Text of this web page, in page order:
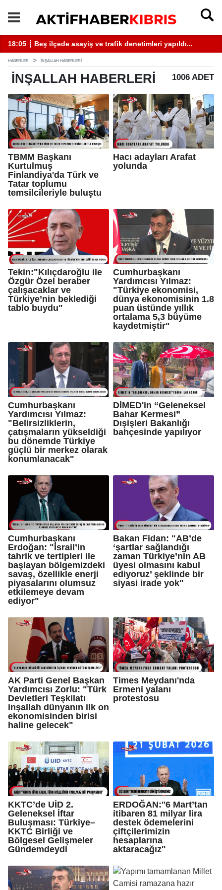
18:05 ┋ Beş ilçede asayiş ve trafik denetimleri yapıldı...
HABERLER INŞALLAH HABERLERI
INŞALLAH HABERLERI 1006 ADET
TBMM Başkanı
Kurtulmuş
Finlandiya'da Türk ve
Tatar toplumu
temsilcileriyle buluştu
Hacı adayları Arafat
yolunda
Tekin:"Kılıçdaroğlu ile
Özgür Özel beraber
çalışacaklar ve
Türkiye’nin beklediği
tablo buydu"
Cumhurbaşkanı
Yardımcısı Yılmaz:
"Türkiye ekonomisi,
dünya ekonomisinin 1.8
puan üstünde yıllık
ortalama 5,3 büyüme
kaydetmiştir"
Cumhurbaşkanı
Yardımcısı Yılmaz:
"Belirsizliklerin,
çatışmaların yükseldiği
bu dönemde Türkiye
güçlü bir merkez olarak
konumlanacak"
DİMED'in “Geleneksel
Bahar Kermesi”
Dışişleri Bakanlığı
bahçesinde yapılıyor
Cumhurbaşkanı
Erdoğan: "İsrail’in
tahrik ve tertipleri ile
başlayan bölgemizdeki
savaş, özellikle enerji
piyasalarını olumsuz
etkilemeye devam
ediyor"
Bakan Fidan: "AB’de
‘şartlar sağlandığı
zaman Türkiye’nin AB
üyesi olmasını kabul
ediyoruz’ şeklinde bir
siyasi irade yok"
AK Parti Genel Başkan
Yardımcısı Zorlu: "Türk
Devletleri Teşkilatı
inşallah dünyanın ilk on
ekonomisinden birisi
haline gelecek"
Times Meydanı'nda
Ermeni yalanı
protestosu
KKTC’de UİD 2.
Geleneksel İftar
Buluşması: Türkiye–
KKTC Birliği ve
Bölgesel Gelişmeler
Gündemdeydi
ERDOĞAN:''6 Mart’tan
itibaren 81 milyar lira
destek ödemelerini
çiftçilerimizin
hesaplarına
aktaracağız''